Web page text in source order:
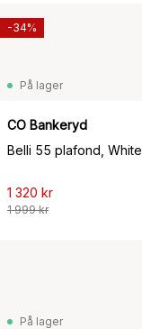
På lager
CO Bankeryd
Belli 55 plafond, White
1 320 kr
1 999 kr
-34%
På lager